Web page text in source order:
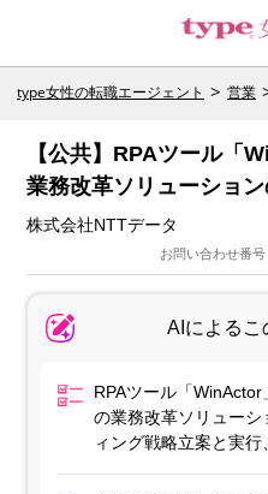
type女性の転職エージェント 営業
【公共】RPAツール「
業務改革ソリューショ
株式会社NTTデータ
お問い合わせ番
AIによるこ
RPAツール「
の業務改革ソリュー
ィング戦略立案と実